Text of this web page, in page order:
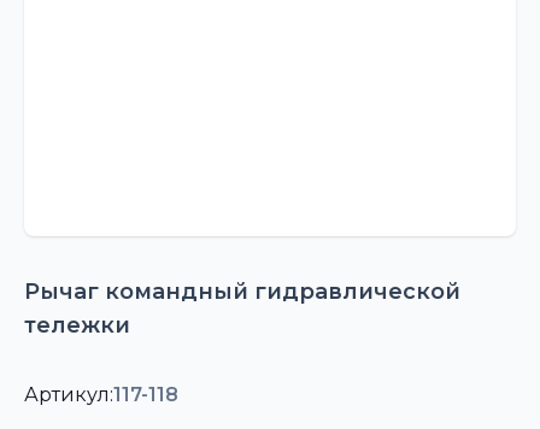
Рычаг командный гидравлической
тележки
Артикул:117-118